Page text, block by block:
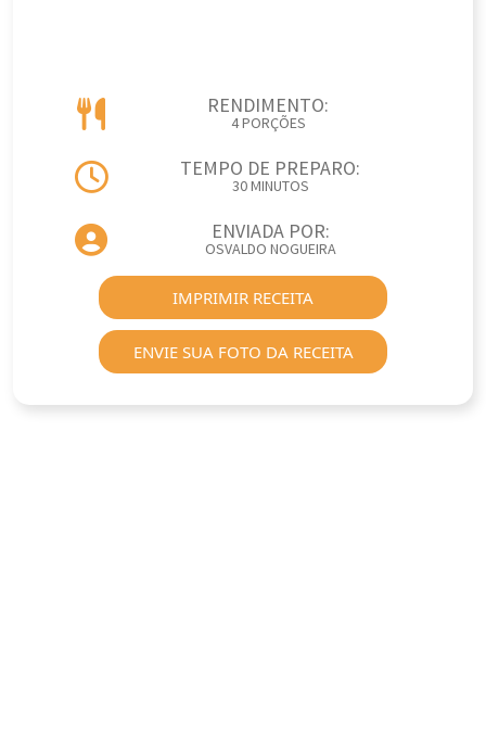
RENDIMENTO:
4 PORÇÕES
TEMPO DE PREPARO:
30 MINUTOS
ENVIADA POR:
OSVALDO NOGUEIRA
IMPRIMIR RECEITA
ENVIE SUA FOTO DA RECEITA